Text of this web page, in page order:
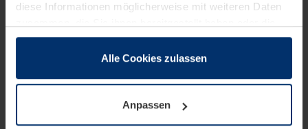
diese Informationen möglicherweise mit weiteren Daten
sie im Rahmen Ihrer Nutzung der Dienste gesammelt
wenn diese für den Betrieb dieser Seite unbedingt
notwendig sind. Für alle anderen Cookie-Typen benötigen
wir Ihre Erlaubnis. Ihre Einwilligung können Sie jederzeit
Alle Cookies zulassen
Anpassen